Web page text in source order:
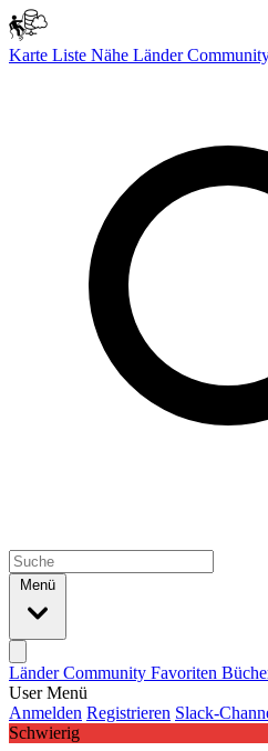
Karte Liste Nähe Länder
Menü
LänderCommunity Favoriten
User Menü
Anmelden Registrieren Slack-
Schwierig